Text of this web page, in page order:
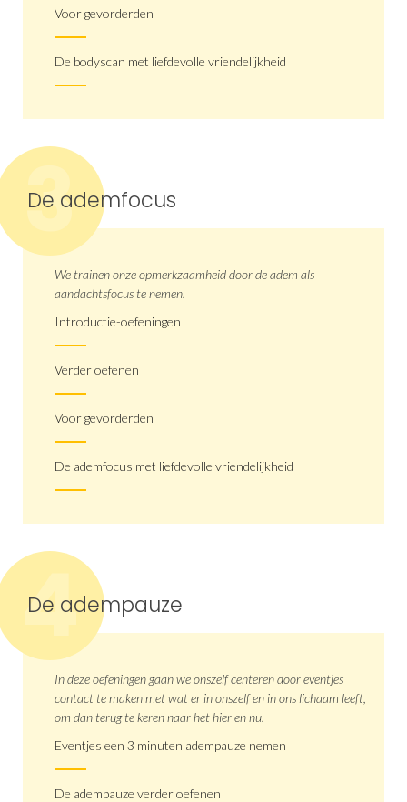
Voor gevorderden
De bodyscan met liefdevolle vriendelijkheid
3
De ademfocus
We trainen onze opmerkzaamheid door de adem als
aandachtsfocus te nemen.
Introductie-oefeningen
Verder oefenen
Voor gevorderden
De ademfocus met liefdevolle vriendelijkheid
4
De adempauze
In deze oefeningen gaan we onszelf centeren door eventjes
contact te maken met wat er in onszelf en in ons lichaam leeft,
om dan terug te keren naar het hier en nu.
Eventjes een 3 minuten adempauze nemen
De adempauze verder oefenen